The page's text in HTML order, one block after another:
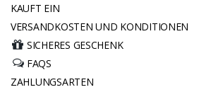
KAUFT EIN
VERSANDKOSTEN UND KONDITIONEN
SICHERES GESCHENK
FAQS
ZAHLUNGSARTEN